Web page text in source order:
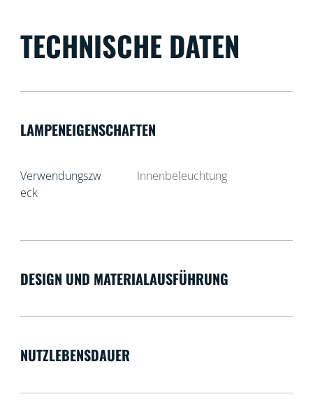
TECHNISCHE DATEN
LAMPENEIGENSCHAFTEN
Verwendungszw
eck
Innenbeleuchtung
DESIGN UND MATERIALAUSFÜHRUNG
NUTZLEBENSDAUER